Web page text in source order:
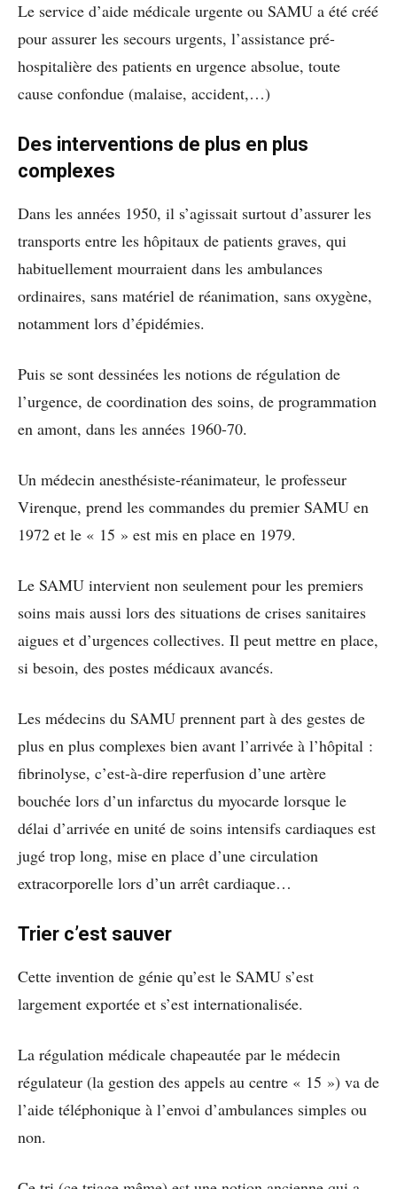
Le service d’aide médicale urgente ou SAMU a été créé
pour assurer les secours urgents, l’assistance pré-
hospitalière des patients en urgence absolue, toute
cause confondue (malaise, accident,…)
Des interventions de plus en plus
complexes
Dans les années 1950, il s’agissait surtout d’assurer les
transports entre les hôpitaux de patients graves, qui
habituellement mourraient dans les ambulances
ordinaires, sans matériel de réanimation, sans oxygène,
notamment lors d’épidémies.
Puis se sont dessinées les notions de régulation de
l’urgence, de coordination des soins, de programmation
en amont, dans les années 1960-70.
Un médecin anesthésiste-réanimateur, le professeur
Virenque, prend les commandes du premier SAMU en
1972 et le « 15 » est mis en place en 1979.
Le SAMU intervient non seulement pour les premiers
soins mais aussi lors des situations de crises sanitaires
aigues et d’urgences collectives. Il peut mettre en place,
si besoin, des postes médicaux avancés.
Les médecins du SAMU prennent part à des gestes de
plus en plus complexes bien avant l’arrivée à l’hôpital :
fibrinolyse, c’est-à-dire reperfusion d’une artère
bouchée lors d’un infarctus du myocarde lorsque le
délai d’arrivée en unité de soins intensifs cardiaques est
jugé trop long, mise en place d’une circulation
extracorporelle lors d’un arrêt cardiaque…
Trier c’est sauver
Cette invention de génie qu’est le SAMU s’est
largement exportée et s’est internationalisée.
La régulation médicale chapeautée par le médecin
régulateur (la gestion des appels au centre « 15 ») va de
l’aide téléphonique à l’envoi d’ambulances simples ou
non.